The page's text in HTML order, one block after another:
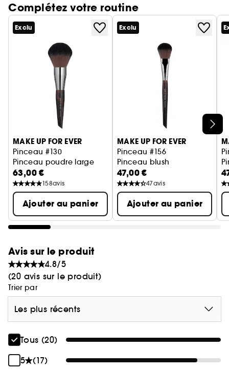
conception sur-mesure.
Complétez votre routine
Ignorer le carrousel produits
Exclu
MAKE UP FOR EVER
Pinceau #130
Pinceau poudre large
63,00 €
158avis
Ajouter au panier
Exclu
MAKE UP FOR EVER
Pinceau #156
Pinceau blush
47,00 €
47avis
Ajouter au panier
Avis sur le produit
4.8/5
(20 avis sur le produit)
Trier par
Les plus récents
Tous (20)
5
(17)